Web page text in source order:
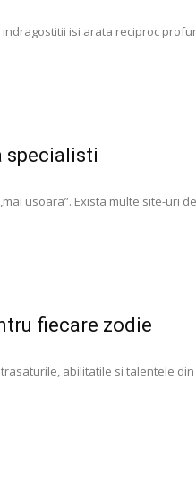
isi arata reciproc
specialisti
usoara”. Exista multe site-uri
fiecare zodie
abilitatile si talentele